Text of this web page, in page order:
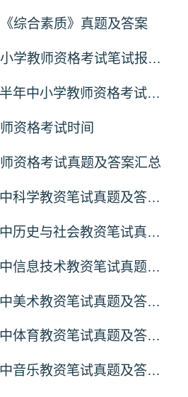
综合素质》真题及答案
2024年下半年中小学教师资格考试笔试报名通知
江苏省2024年上半年中小学教师资格考试笔试考前提醒
资格考试时间
资格考试真题及答案汇总
2024年上半年高中科学教资笔试真题及答案（考后更新）
2024年上半年高中历史与社会教资笔试真题及答案（考后更新）
2024年上半年高中信息技术教资笔试真题及答案（考后更新）
2024年上半年高中美术教资笔试真题及答案（考后更新）
2024年上半年高中体育教资笔试真题及答案（考后更新）
2024年上半年高中音乐教资笔试真题及答案（考后更新）